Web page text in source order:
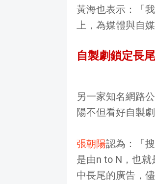
黃海也表示：「
上，為媒體與自
自製劇鎖定長
另一家知名網路
陽不但看好自製
張朝陽認為：「
是由n to N，也
中長尾的廣告，